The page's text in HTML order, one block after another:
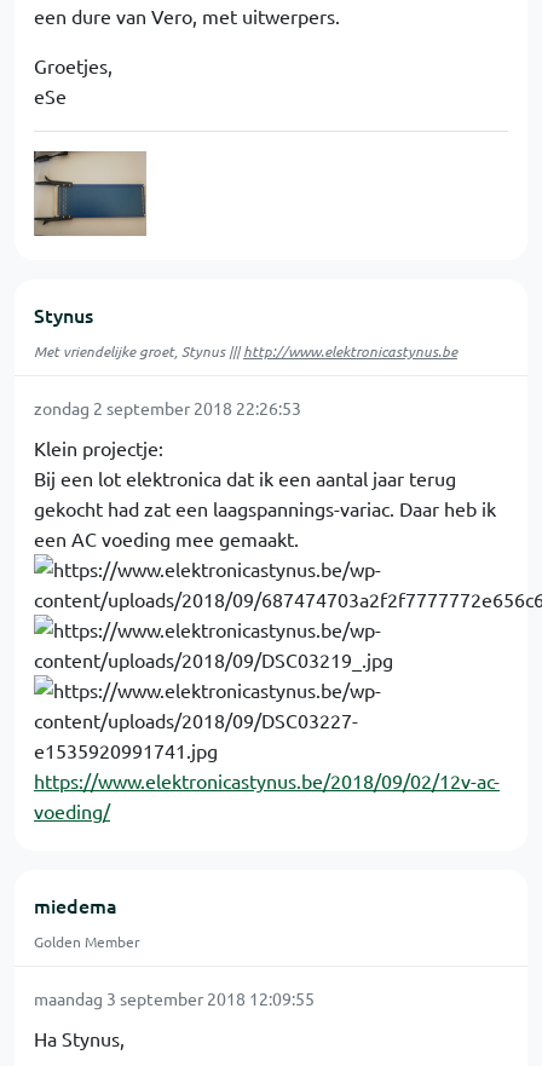
een dure van Vero, met uitwerpers.
Groetjes,
eSe
Stynus
Met vriendelijke groet, Stynus |||http://www.elektronicastynus.be
zondag 2 september 2018 22:26:53
Klein projectje:
Bij een lot elektronica dat ik een aantal jaar terug
gekocht had zat een laagspannings-variac. Daar heb ik
een AC voeding mee gemaakt.
https://www.elektronicastynus.be/2018/09/02/12v-ac-
voeding/
miedema
Golden Member
maandag 3 september 2018 12:09:55
Ha Stynus,